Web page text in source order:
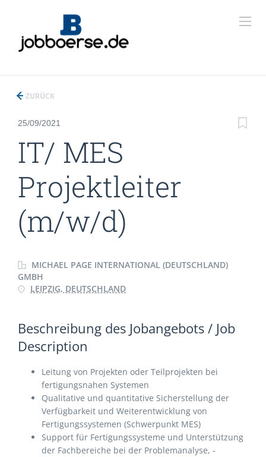
ZURÜCK
25/09/2021
IT/ MES
Projektleiter
(m/w/d)
MICHAEL PAGE INTERNATIONAL (DEUTSCHLAND)
GMBH
LEIPZIG, DEUTSCHLAND
Beschreibung des Jobangebots / Job
Description
Leitung von Projekten oder Teilprojekten bei
fertigungsnahen Systemen
Qualitative und quantitative Sicherstellung der
Verfügbarkeit und Weiterentwicklung von
Fertigungssystemen (Schwerpunkt MES)
Support für Fertigungssysteme und Unterstützung
der Fachbereiche bei der Problemanalyse, -